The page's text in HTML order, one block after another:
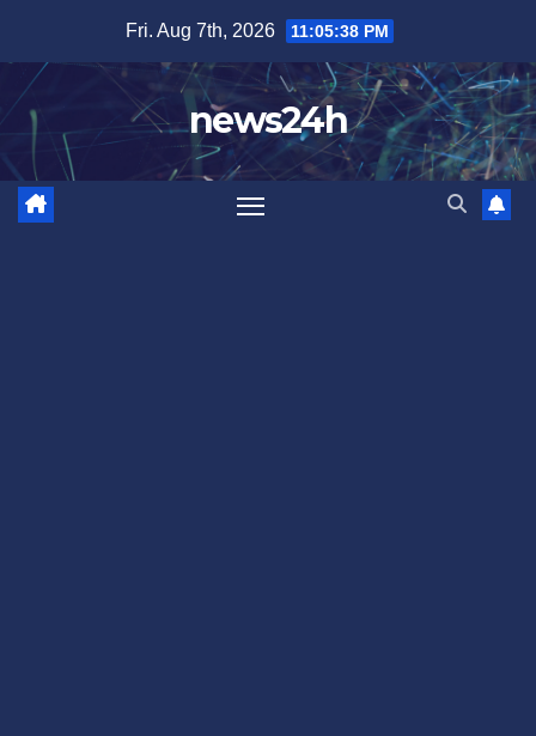
content
Fri. Aug 7th, 2026 11:05:41 PM
news24h